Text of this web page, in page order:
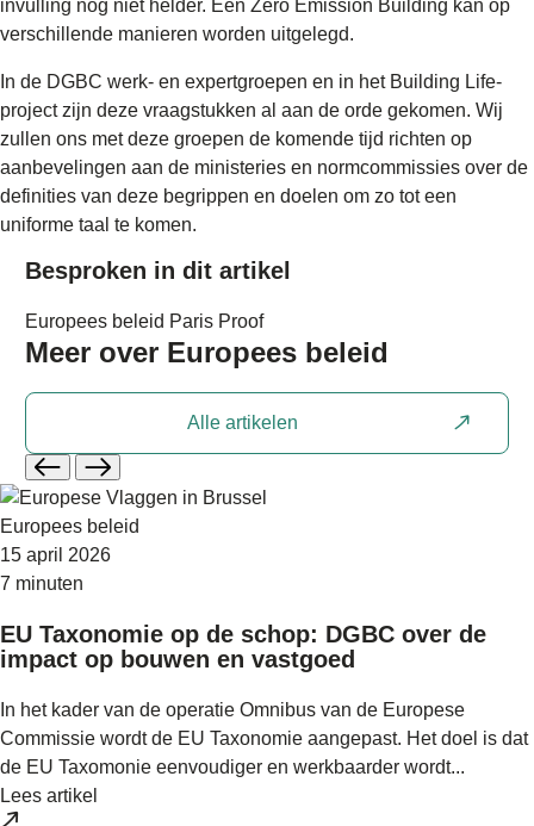
invulling nog niet helder. Een Zero Emission Building kan op
verschillende manieren worden uitgelegd.
In de DGBC werk- en expertgroepen en in het Building Life-
project zijn deze vraagstukken al aan de orde gekomen. Wij
zullen ons met deze groepen de komende tijd richten op
aanbevelingen aan de ministeries en normcommissies over de
definities van deze begrippen en doelen om zo tot een
uniforme taal te komen.
Besproken in dit artikel
Europees beleid Paris Proof
Meer over Europees beleid
Alle artikelen
Europees beleid
15 april 2026
7 minuten
EU Taxonomie op de schop: DGBC over de
impact op bouwen en vastgoed
In het kader van de operatie Omnibus van de Europese
Commissie wordt de EU Taxonomie aangepast. Het doel is dat
de EU Taxomonie eenvoudiger en werkbaarder wordt...
Lees artikel